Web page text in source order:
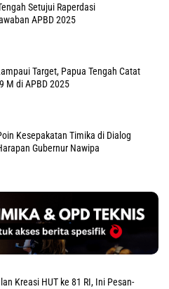
Setujui Raperdasi
APBD 2025
Target, Papua Tengah Catat
M di APBD 2025
Kesepakatan Timika di Dialog
Gubernur Nawipa